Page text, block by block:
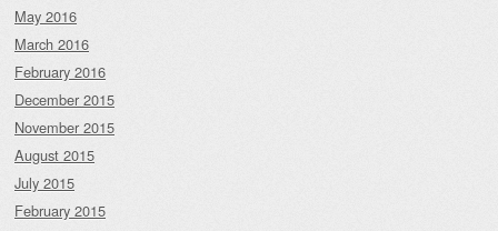
May 2016
March 2016
February 2016
December 2015
November 2015
August 2015
July 2015
February 2015